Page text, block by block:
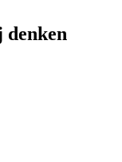
denken